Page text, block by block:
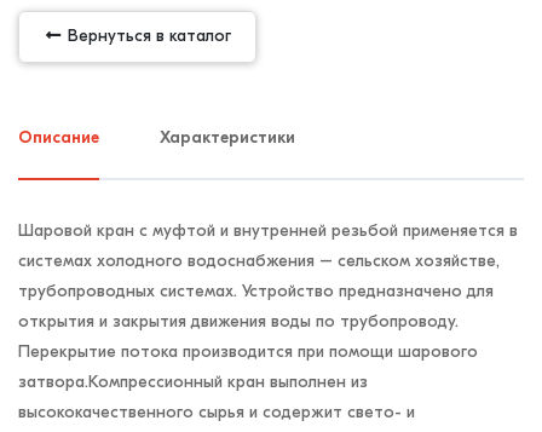
Вернуться в каталог
Описание Характеристики
Шаровой кран с муфтой и внутренней резьбой применяется в
системах холодного водоснабжения – сельском хозяйстве,
трубопроводных системах. Устройство предназначено для
открытия и закрытия движения воды по трубопроводу.
Перекрытие потока производится при помощи шарового
затвора.Компрессионный кран выполнен из
высококачественного сырья и содержит свето- и